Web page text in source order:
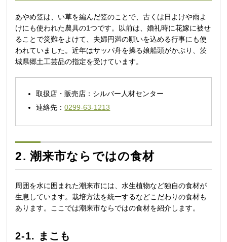
あやめ笠は、い草を編んだ笠のことで、古くは日よけや雨よ
けにも使われた農具の1つです。以前は、婚礼時に花嫁に被せ
ることで災難をよけて、夫婦円満の願いを込める行事にも使
われていました。近年はサッパ舟を操る娘船頭がかぶり、茨
城県郷土工芸品の指定を受けています。
取扱店・販売店：シルバー人材センター
連絡先：0299-63-1213
2. 潮来市ならではの食材
周囲を水に囲まれた潮来市には、水生植物など独自の食材が
生息しています。栽培方法を統一するなどこだわりの食材も
あります。ここでは潮来市ならではの食材を紹介します。
2-1. まこも